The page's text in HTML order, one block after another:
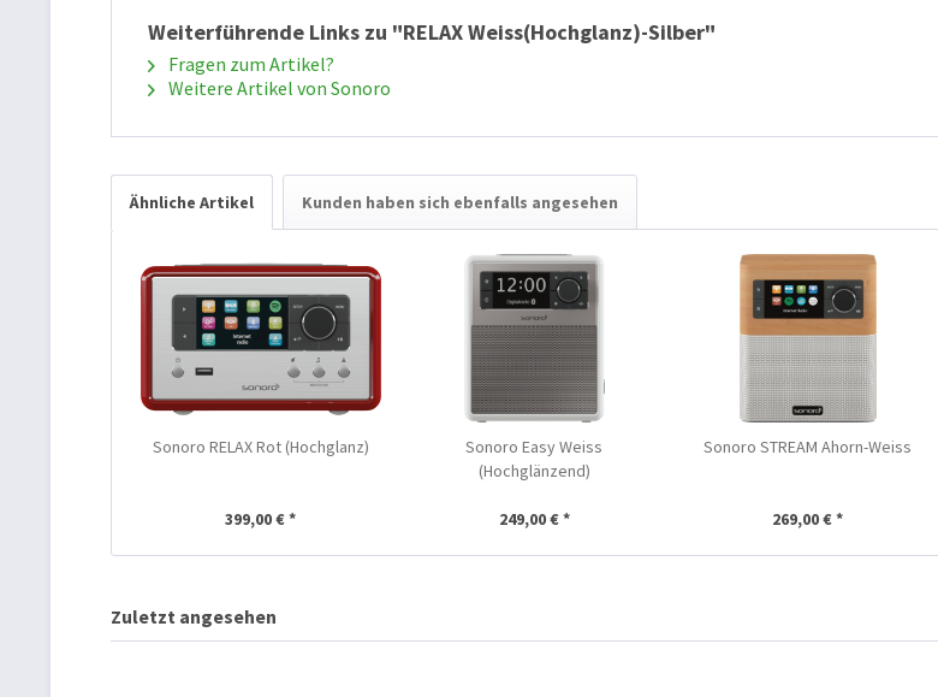
Weiterführende Links zu "RELAX Weiss(Hochglanz)-Silber"
Fragen zum Artikel?
Weitere Artikel von Sonoro
Ähnliche Artikel Kunden haben sich ebenfalls angesehen
Sonoro RELAX Rot (Hochglanz)
399,00 € *
Sonoro Easy Weiss
(Hochglänzend)
249,00 € *
Sonoro STREAM Ahorn-Weiss
269,00 € *
Zuletzt angesehen